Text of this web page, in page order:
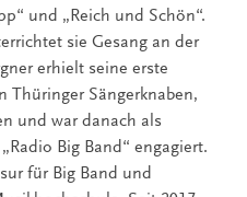
und „Reich und Schön“.
sie Gesang an der
erhielt seine erste
Thüringer Sängerknaben,
und war danach als
Big Band“ engagiert.
für Big Band und